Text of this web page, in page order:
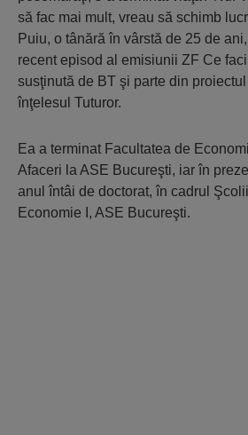
să fac mai mult, vreau să schimb
Puiu, o tânără în vârstă de 25 de
recent episod al emisiunii ZF Ce
susţinută de BT şi parte din
înţelesul Tuturor.
Ea a terminat Facultatea de
Afaceri la ASE Bucureşti, iar în
anul întâi de doctorat, în cadrul
Economie I, ASE Bucureşti.